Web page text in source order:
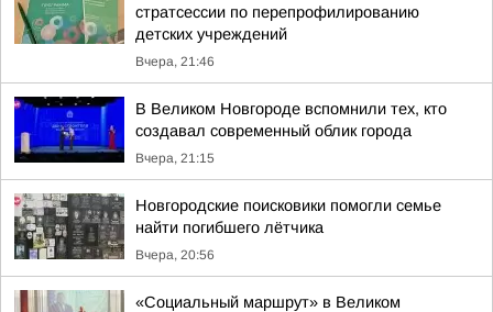
стратсессии по перепрофилированию
детских учреждений
Вчера, 21:46
В Великом Новгороде вспомнили тех, кто
создавал современный облик города
Вчера, 21:15
Новгородские поисковики помогли семье
найти погибшего лётчика
Вчера, 20:56
«Социальный маршрут» в Великом